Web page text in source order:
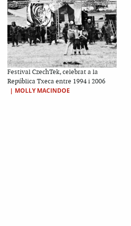
Festival CzechTek, celebrat a la
República Txeca entre 1994 i 2006
| MOLLY MACINDOE